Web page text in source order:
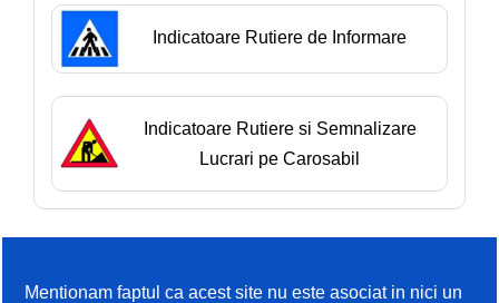
Indicatoare Rutiere de Informare
Indicatoare Rutiere si Semnalizare
Lucrari pe Carosabil
Mentionam faptul ca acest site nu este asociat in nici un